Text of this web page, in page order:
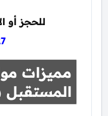
للحجز أو
مميزات